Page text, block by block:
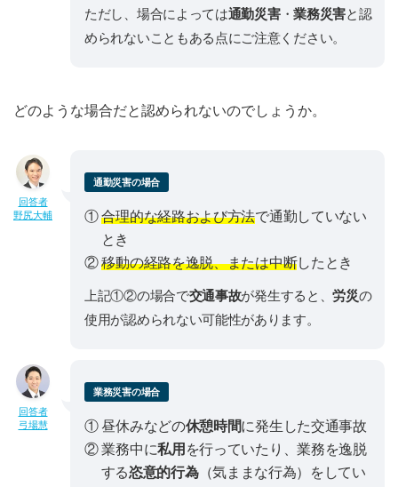
ただし、場合によっては通勤災害・業務災害と認
められないこともある点にご注意ください。
どのような場合だと認められないのでしょうか。
回答者
野尻大輔
通勤災害の場合
①合理的な経路および方法で通勤していない
とき
②移動の経路を逸脱、または中断したとき
上記①②の場合で交通事故が発生すると、労災の
使用が認められない可能性があります。
回答者
弓場慧
業務災害の場合
① 昼休みなどの休憩時間に発生した交通事故
② 業務中に私用 を行っていたり、業務を逸脱
する恣意的行為（気ままな行為）をしてい